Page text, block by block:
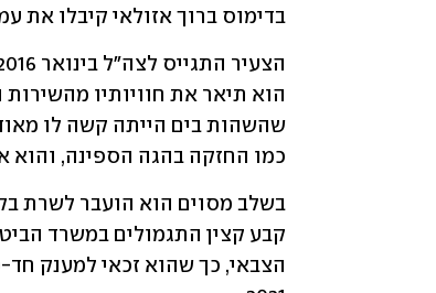
בדימוס ברוך אזולאי קיבלו את
כמו החזקה בהגה הספינה, והוא